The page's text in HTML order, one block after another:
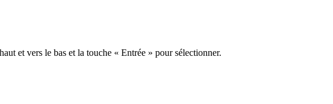
et vers le bas et la touche « Entrée » pour sélectionner.